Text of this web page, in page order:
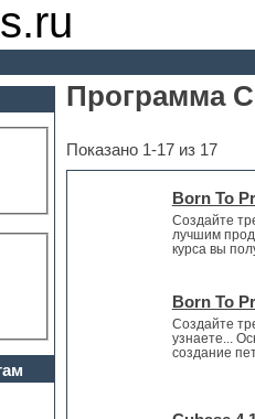
Программа
Показано 1-17 из 17
Born To
Создайте
лучшим
курса вы
Born To
Создайте
узнаете...
создание